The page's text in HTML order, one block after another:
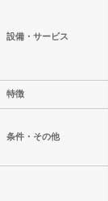
設備・サービス
特徴
条件・その他